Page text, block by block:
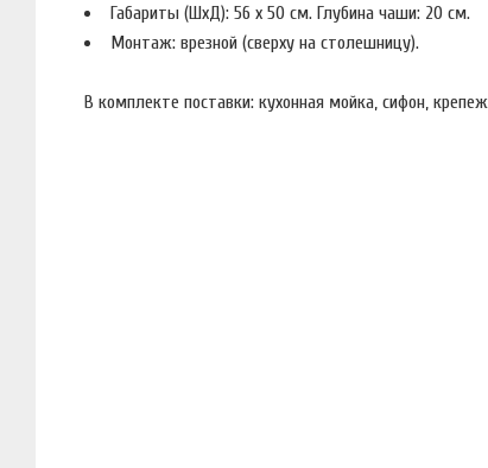
Габариты (ШхД): 56 x 50 см. Глубина чаши: 20 см.
Монтаж: врезной (сверху на столешницу).
В комплекте поставки: кухонная мойка, сифон,